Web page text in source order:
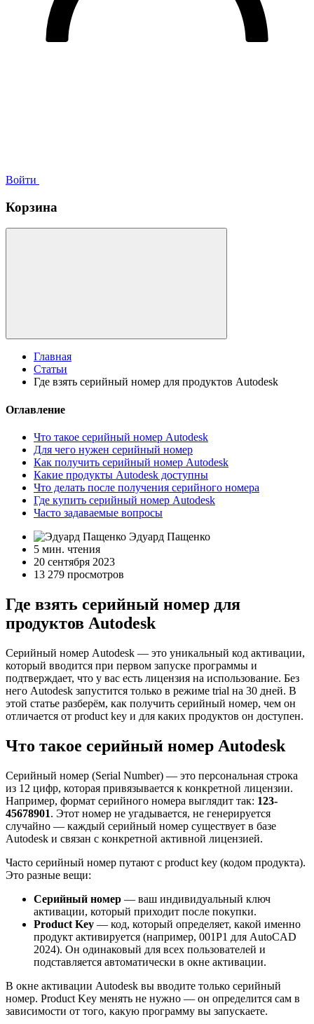
Войти
Корзина
Главная
Статьи
Где взять серийный номер для продуктов Autodesk
Оглавление
Что такое серийный номер Autodesk
Для чего нужен серийный номер
Как получить серийный номер Autodesk
Какие продукты Autodesk доступны
Что делать после получения серийного номера
Где купить серийный номер Autodesk
Часто задаваемые вопросы
Эдуард Пащенко
5 мин. чтения
20 сентября 2023
13 279 просмотров
Где взять серийный номер для
продуктов Autodesk
Серийный номер Autodesk — это уникальный код активации,
который вводится при первом запуске программы и
подтверждает, что у вас есть лицензия на использование. Без
него Autodesk запустится только в режиме trial на 30 дней. В
этой статье разберём, как получить серийный номер, чем он
отличается от product key и для каких продуктов он доступен.
Что такое серийный номер Autodesk
Серийный номер (Serial Number) — это персональная строка
из 12 цифр, которая привязывается к конкретной лицензии.
Например, формат серийного номера выглядит так: 123-
45678901. Этот номер не угадывается, не генерируется
случайно — каждый серийный номер существует в базе
Autodesk и связан с конкретной активной лицензией.
Часто серийный номер путают с product key (кодом продукта).
Это разные вещи:
Серийный номер — ваш индивидуальный ключ
активации, который приходит после покупки.
Product Key — код, который определяет, какой именно
продукт активируется (например, 001P1 для AutoCAD
2024). Он одинаковый для всех пользователей и
подставляется автоматически в окне активации.
В окне активации Autodesk вы вводите только серийный
номер. Product Key менять не нужно — он определится сам в
зависимости от того, какую программу вы запускаете.